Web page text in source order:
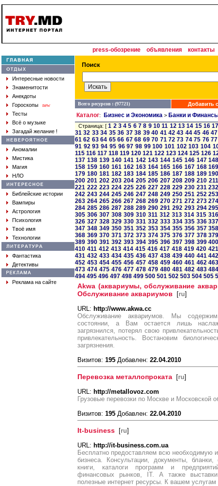
press-обозрение объявления контакты
Интересные новости
Знаменитости
Анекдоты
Гороскопы
new
Тесты
Всё о музыке
Загадай желание !
Аномалии
Мистика
Магия
НЛО
Библейские истории
Вампиры
Астрология
Психология
Твоё имя
Технологии
Фантастика
Детективы
Реклама на сайте
Всего ресурсов : (97721) Добавить
Каталог: Бизнес и Экономика > Банки и
Страница: [1 2 3 4 5 6 7 8 9 10 11 12 13 14 15 16
31 32 33 34 35 36 37 38 39 40 41 42 43 44 45 46 47
61 62 63 64 65 66 67 68 69 70 71 72 73 74 75 76 77
91 92 93 94 95 96 97 98 99 100 101 102 103 104
115 116 117 118 119 120 121 122 123 124 125 126
137 138 139 140 141 142 143 144 145 146 147
158 159 160 161 162 163 164 165 166 167 168
179 180 181 182 183 184 185 186 187 188 189
200 201 202 203 204 205 206 207 208 209 210 211
221 222 223 224 225 226 227 228 229 230 231
242 243 244 245 246 247 248 249 250 251 252
263 264 265 266 267 268 269 270 271 272 273
284 285 286 287 288 289 290 291 292 293 294
305 306 307 308 309 310 311 312 313 314 315 316
326 327 328 329 330 331 332 333 334 335 336
347 348 349 350 351 352 353 354 355 356 357
368 369 370 371 372 373 374 375 376 377 378
389 390 391 392 393 394 395 396 397 398 399
410 411 412 413 414 415 416 417 418 419 420 421
431 432 433 434 435 436 437 438 439 440 441
452 453 454 455 456 457 458 459 460 461 462
473 474 475 476 477 478 479 480 481 482 483
494 495 496 497 498 499 500 501 502 503 504 505
Akwa (аквариумы, обслуживание
Обслуживание аквариумов [ru]
URL: http://www.akwa.cc
Обслуживание аквариумов. Мы
состоянии, а Вам остается лишь
загрязнился, потерял свою
привлекательность. Востановим
загрязнения.
Визитов: 195 Добавлен: 22.04.2010
Перевозка металлопроката [ru]
URL: http://metallovoz.com
Грузовые перевозки по Москве и Московской
Визитов: 195 Добавлен: 22.04.2010
It-business [ru]
URL: http://it-business.com.ua
Бесплатно предоставляем всю необходимую
бизнеса. Консультации, документы,
книги, каталоги программ и
финансовых рынков, IT. А также
полезные интернет ресурсы. К вашем